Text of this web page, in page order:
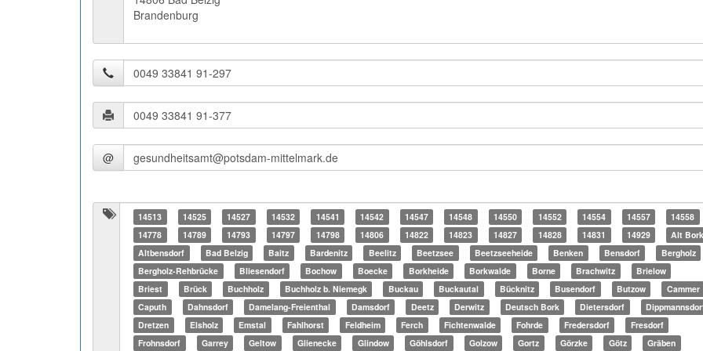
Brandenburg
@
14513 14525 14527 14532 14541 14542 14547 14548 14550 14552 14554 14557
14558
14778
14789 14793 14797 14798 14806 14822 14823 14827 14828 14831 14929
Alt
Altbensdorf
Bad Belzig Baitz Bardenitz Beelitz Beetzsee Beetzseeheide Benken Bensdorf
Bergholz
Bergholz-Rehbrücke
Bliesendorf Bochow Boecke Borkheide Borkwalde Borne Brachwitz
Brielow
Briest
Brück Buchholz Buchholz b. Niemegk Buckau Buckautal Bücknitz Busendorf Butzow
Cammer
Caputh
Dahnsdorf Damelang-Freienthal Damsdorf Deetz Derwitz Deutsch Bork Dietersdorf
Dretzen
Elsholz Emstal Fahlhorst Feldheim Ferch Fichtenwalde Fohrde Fredersdorf
Fresdorf
Frohnsdorf
Garrey Geltow Glienecke Glindow Göhlsdorf Golzow Gortz Görzke Götz Gräben